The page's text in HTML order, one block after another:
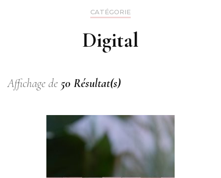
CATÉGORIE
Digital
Affichage de 50 Résultat(s)